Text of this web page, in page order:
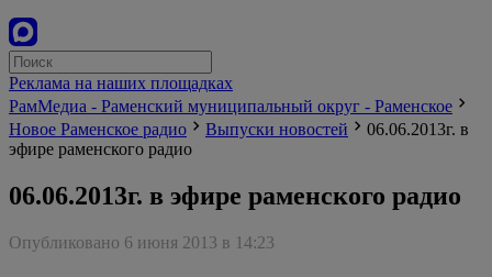
Реклама на наших площадках
РамМедиа - Раменский муниципальный округ - Раменское
Новое Раменское радио
Выпуски новостей
06.06.2013г. в
эфире раменского радио
06.06.2013г. в эфире раменского радио
Опубликовано 6 июня 2013 в 14:23